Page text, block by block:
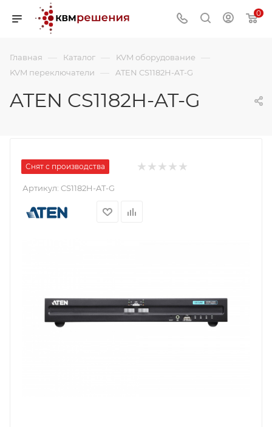
0
Главная — Каталог — KVM оборудование —
KVM переключатели — ATEN CS1182H-AT-G
ATEN CS1182H-AT-G
Снят с производства
Артикул: CS1182H-AT-G